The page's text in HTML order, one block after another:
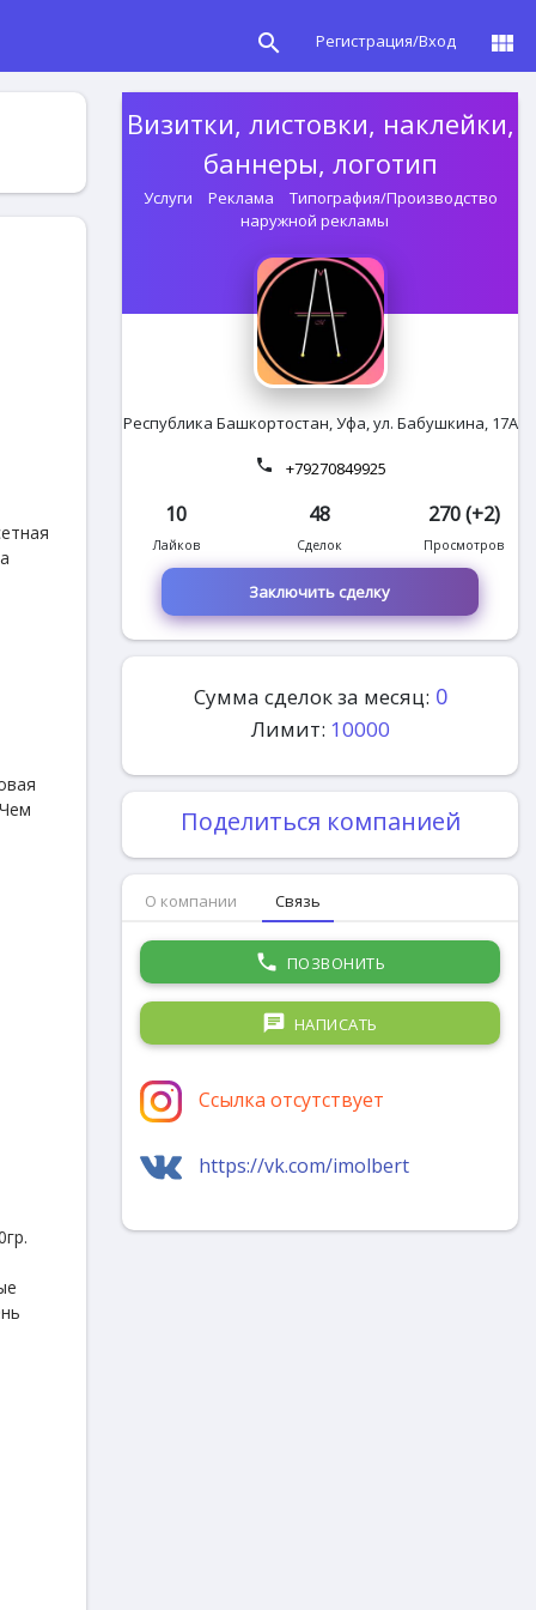
search Регистрация/Вход view_module
Визитки, листовки, наклейки,
баннеры, логотип
Услуги Реклама
Типография/Производство
наружной рекламы
Республика Башкортостан, Уфа, ул. Бабушкина, 17А
phone +79270849925
10
Лайков
48
Сделок
270 (+2)
Просмотров
Заключить сделку
Сумма сделок за месяц: 0
Лимит: 10000
Поделиться компанией
О компании Связь
phone ПОЗВОНИТЬ
chat НАПИСАТЬ
Ссылка отсутствует
https://vk.com/imolbert